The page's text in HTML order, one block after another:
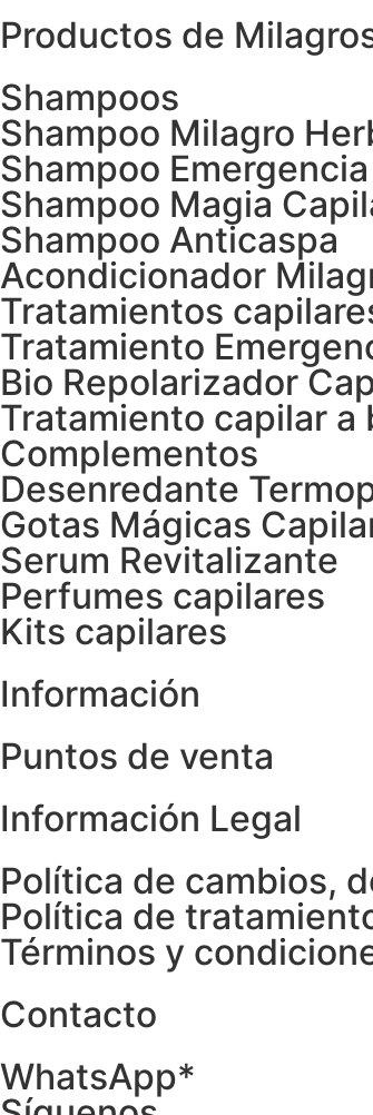
Productos de
Shampoos
Shampoo Milagro
Shampoo
Shampoo Magia
Shampoo Anticaspa
Acondicionador
Tratamientos
Tratamiento
Bio Repolarizador
Tratamiento capilar a
Complementos
Desenredante
Gotas Mágicas
Serum Revitalizante
Perfumes capilares
Kits capilares
Información
Puntos de venta
Información Legal
Política de cambios,
Política de
Términos y
Contacto
WhatsApp*